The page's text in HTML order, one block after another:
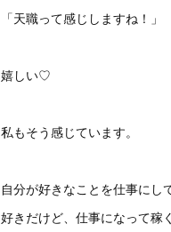
「天職って感じしますね！」
嬉しい♡
私もそう感じています。
自分が好きなことを仕事にし
好きだけど、仕事になって稼